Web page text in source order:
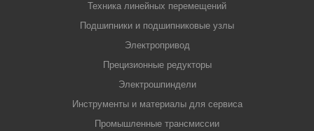
Техника линейных перемещений
Подшипники и подшипниковые узлы
Электропривод
Прецизионные редукторы
Электрошпиндели
Инструменты и материалы для сервиса
Промышленные трансмиссии